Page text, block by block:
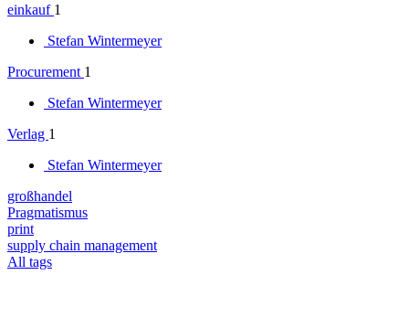
einkauf 1
Stefan Wintermeyer
Procurement 1
Stefan Wintermeyer
Verlag 1
Stefan Wintermeyer
großhandel
Pragmatismus
print
supply chain management
All tags